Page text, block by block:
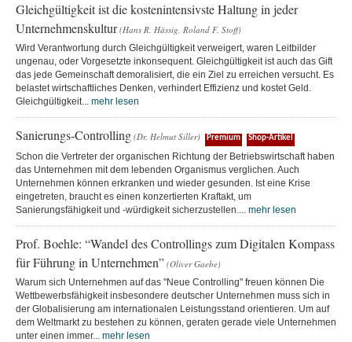
Gleichgültigkeit ist die kostenintensivste Haltung in jeder
Unternehmenskultur (Hans R. Hässig, Roland F. Stoff)
Wird Verantwortung durch Gleichgültigkeit verweigert, waren Leitbilder
ungenau, oder Vorgesetzte inkonsequent. Gleichgültigkeit ist auch das Gift
das jede Gemeinschaft demoralisiert, die ein Ziel zu erreichen versucht. Es
belastet wirtschaftliches Denken, verhindert Effizienz und kostet Geld.
Gleichgültigkeit... mehr lesen
Sanierungs-Controlling (Dr. Helmut Siller) Premium Shop-Artikel
Schon die Vertreter der organischen Richtung der Betriebswirtschaft haben
das Unternehmen mit dem lebenden Organismus verglichen. Auch
Unternehmen können erkranken und wieder gesunden. Ist eine Krise
eingetreten, braucht es einen konzertierten Kraftakt, um
Sanierungsfähigkeit und -würdigkeit sicherzustellen.... mehr lesen
Prof. Boehle: “Wandel des Controllings zum Digitalen Kompass
für Führung in Unternehmen” (Oliver Gaebe)
Warum sich Unternehmen auf das "Neue Controlling" freuen können Die
Wettbewerbsfähigkeit insbesondere deutscher Unternehmen muss sich in
der Globalisierung am internationalen Leistungsstand orientieren. Um auf
dem Weltmarkt zu bestehen zu können, geraten gerade viele Unternehmen
unter einen immer... mehr lesen